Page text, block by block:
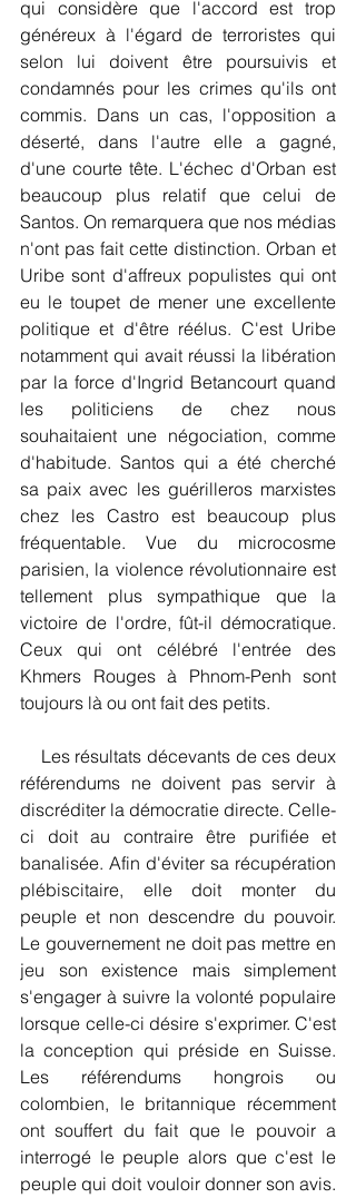
qui considère que l'accord est trop
généreux à l'égard de terroristes qui
selon lui doivent être poursuivis et
condamnés pour les crimes qu'ils ont
commis. Dans un cas, l'opposition a
déserté, dans l'autre elle a gagné,
d'une courte tête. L'échec d'Orban est
beaucoup plus relatif que celui de
Santos. On remarquera que nos médias
n'ont pas fait cette distinction. Orban et
Uribe sont d'affreux populistes qui ont
eu le toupet de mener une excellente
politique et d'être réélus. C'est Uribe
notamment qui avait réussi la libération
par la force d'Ingrid Betancourt quand
les politiciens de chez nous
souhaitaient une négociation, comme
d'habitude. Santos qui a été cherché
sa paix avec les guérilleros marxistes
chez les Castro est beaucoup plus
fréquentable. Vue du microcosme
parisien, la violence révolutionnaire est
tellement plus sympathique que la
victoire de l'ordre, fût-il démocratique.
Ceux qui ont célébré l'entrée des
Khmers Rouges à Phnom-Penh sont
toujours là ou ont fait des petits.
référendums ne doivent pas servir à
discréditer la démocratie directe. Celle-
ci doit au contraire être purifiée et
banalisée. Afin d'éviter sa récupération
plébiscitaire, elle doit monter du
peuple et non descendre du pouvoir.
Le gouvernement ne doit pas mettre en
jeu son existence mais simplement
s'engager à suivre la volonté populaire
lorsque celle-ci désire s'exprimer. C'est
la conception qui préside en Suisse.
Les référendums hongrois ou
colombien, le britannique récemment
ont souffert du fait que le pouvoir a
interrogé le peuple alors que c'est le
peuple qui doit vouloir donner son avis.